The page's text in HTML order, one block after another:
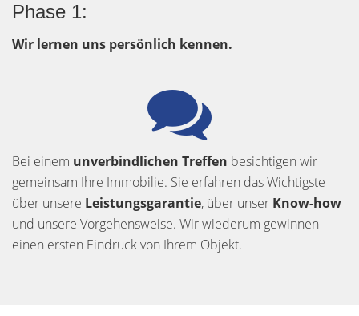
Phase 1:
Wir lernen uns persönlich kennen.
Bei einem unverbindlichen Treffen besichtigen wir
gemeinsam Ihre Immobilie. Sie erfahren das Wichtigste
über unsere Leistungsgarantie, über unser Know-how
und unsere Vorgehensweise. Wir wiederum gewinnen
einen ersten Eindruck von Ihrem Objekt.